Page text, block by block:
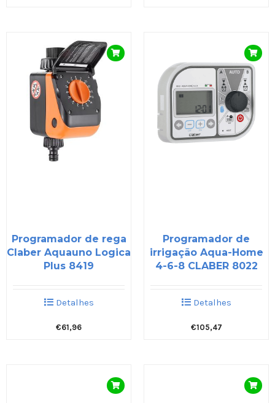
Programador de rega
Claber Aquauno Logica
Plus 8419
Detalhes
€61,96
Programador de
irrigação Aqua-Home
4-6-8 CLABER 8022
Detalhes
€105,47